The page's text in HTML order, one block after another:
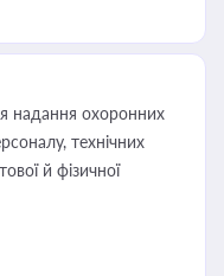
надання охоронних
технічних
й фізичної